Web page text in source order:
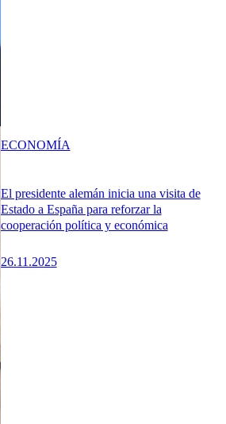
El presidente alemán inicia una visita de
Estado a España para reforzar la
cooperación política y económica
26.11.2025
ECONOMÍA